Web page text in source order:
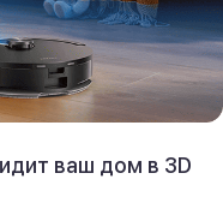
ваш дом в 3D